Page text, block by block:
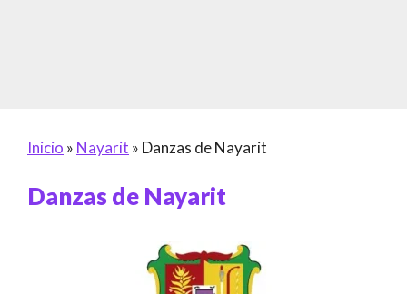
Inicio » Nayarit » Danzas de Nayarit
Danzas de Nayarit